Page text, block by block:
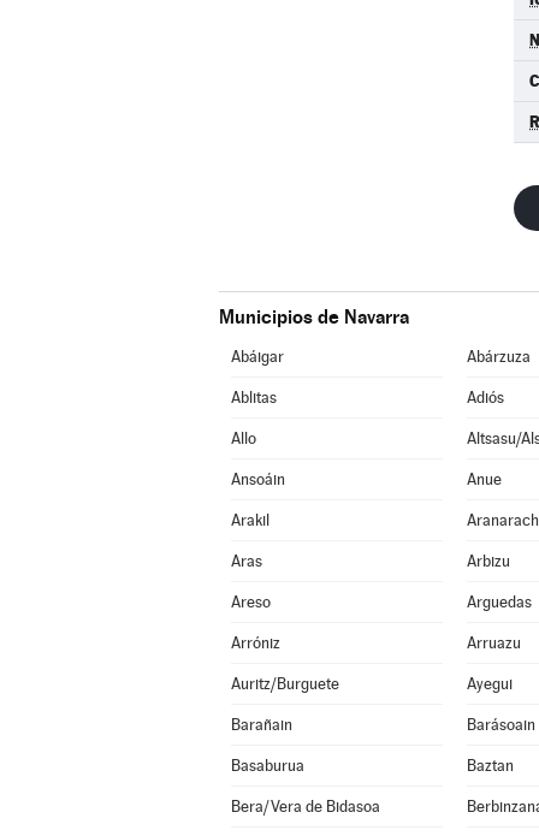
Municipios de Navarra
Abáigar Abárzuza
Ablitas Adiós
Allo Altsasu/
Ansoáin Anue
Arakil
Aras Arbizu
Areso Arguedas
Arróniz Arruazu
Auritz/Burguete Ayegui
Barañain Barásoain
Basaburua Baztan
Bera/Vera de Bidasoa